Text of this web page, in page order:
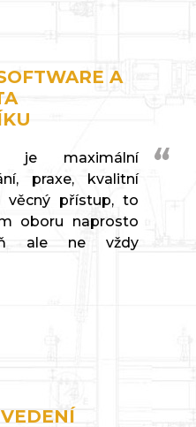
A
je maximální
praxe, kvalitní
věcný přístup, to
oboru naprosto
ale ne vždy